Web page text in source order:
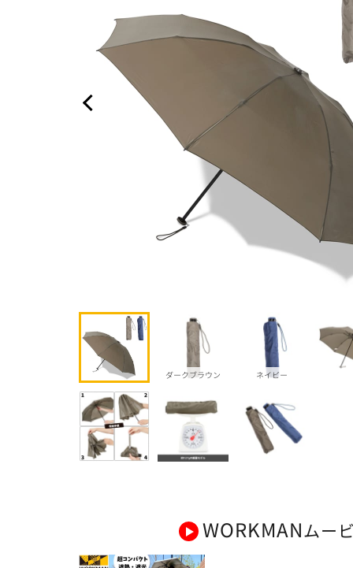
ダークブラウン ネイビー
WORKMANムー